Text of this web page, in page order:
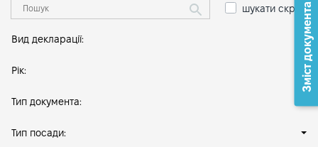
шукати скрізь
Вид декларації:
Рік:
Тип документа:
Тип посади:
Зміст документа